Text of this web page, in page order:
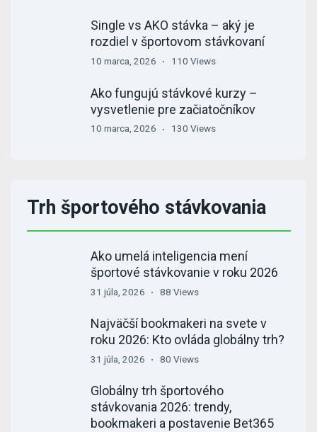
Single vs AKO stávka – aký je
rozdiel v športovom stávkovaní
10 marca, 2026 110 Views
Ako fungujú stávkové kurzy –
vysvetlenie pre začiatočníkov
10 marca, 2026 130 Views
Trh športového stávkovania
Ako umelá inteligencia mení
športové stávkovanie v roku 2026
31 júla, 2026 88 Views
Najväčší bookmakeri na svete v
roku 2026: Kto ovláda globálny trh?
31 júla, 2026 80 Views
Globálny trh športového
stávkovania 2026: trendy,
bookmakeri a postavenie Bet365